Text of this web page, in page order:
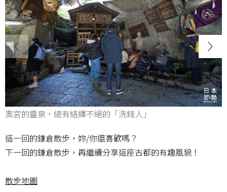
奧宮的靈泉，總有絡繹不絕的「洗錢人」
這一回的鎌倉散步，妳/你還喜歡嗎？
下一回的鎌倉散步，再繼續分享這座古都的有趣風貌！
散步地圖